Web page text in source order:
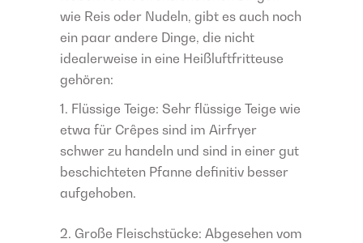
wie Reis oder Nudeln, gibt es auch noch
ein paar andere Dinge, die nicht
idealerweise in eine Heißluftfritteuse
gehören:
Flüssige Teige: Sehr flüssige Teige wie
etwa für Crêpes sind im Airfryer
schwer zu handeln und sind in einer gut
beschichteten Pfanne definitiv besser
aufgehoben.
Große Fleischstücke: Abgesehen vom